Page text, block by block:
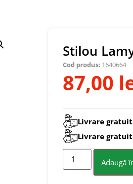
Stilou
Cod produs: 1640664
87,00
Livrare
Livrare
Adaugă